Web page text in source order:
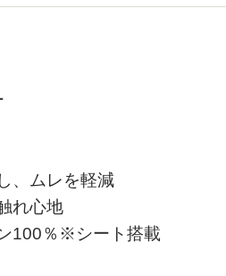
、ムレを軽減
れ心地
100％※シート搭載